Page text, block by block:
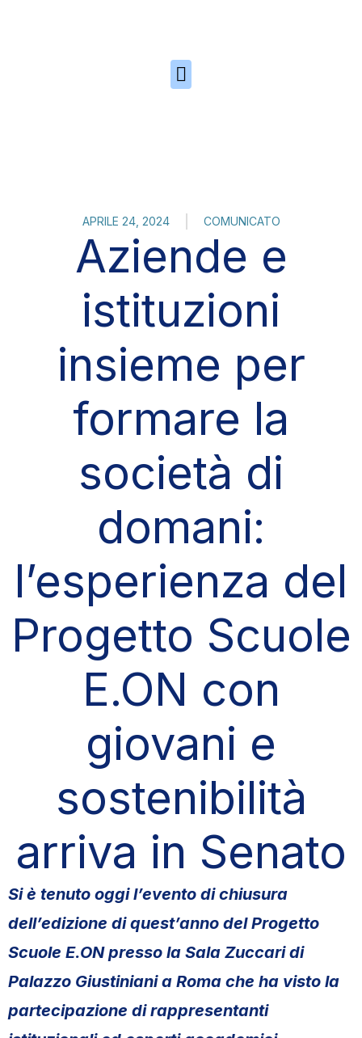
APRILE 24, 2024 COMUNICATO
Aziende e
istituzioni
insieme per
formare la
società di
domani:
l’esperienza del
Progetto Scuole
E.ON con
giovani e
sostenibilità
arriva in Senato
Si è tenuto oggi l’evento di chiusura
dell’edizione di quest’anno del Progetto
Scuole E.ON presso la Sala Zuccari di
Palazzo Giustiniani a Roma che ha visto la
partecipazione di rappresentanti